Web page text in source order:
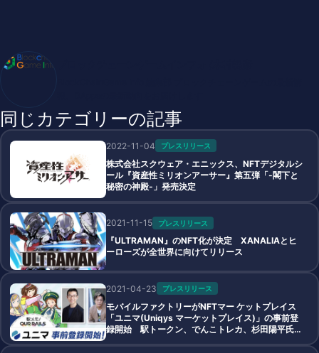
同じカテゴリーの記事
2022-11-04 プレスリリース
株式会社スクウェア・エニックス、NFTデジタルシ
ール『資産性ミリオンアーサー』第五弾「-閣下と
秘密の神殿-」発売決定
2021-11-15 プレスリリース
『ULTRAMAN』のNFT化が決定 XANALIAとヒ
ーローズが全世界に向けてリリース
2021-04-23 プレスリリース
モバイルファクトリーがNFTマー ケットプレイス
「ユニマ(Uniqys マーケットプレイス)」の事前登
録開始 駅トークン、でんこトレカ、杉田陽平氏ア